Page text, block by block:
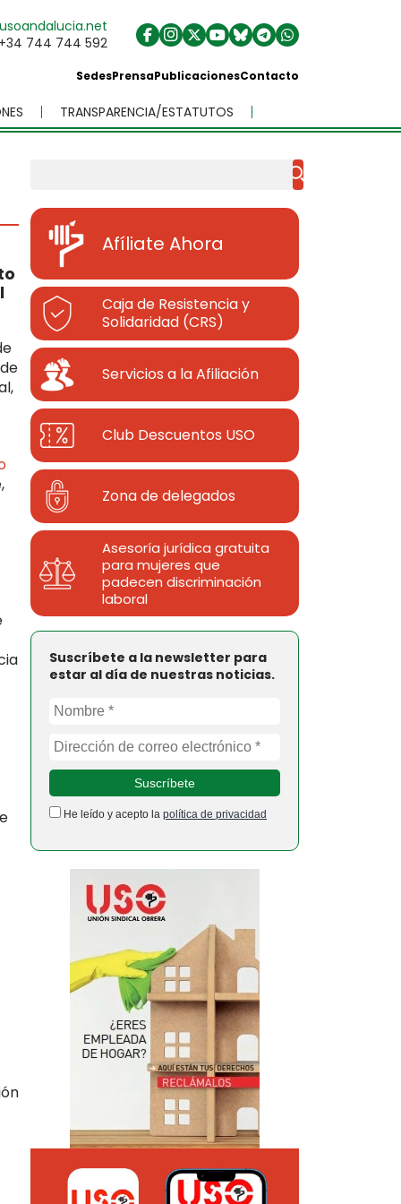
744 744 592
SedesPrensaPublicacionesContacto
TRANSPARENCIA/ESTATUTOS
Afíliate Ahora
Caja de Resistencia y
Solidaridad (CRS)
Servicios a la Afiliación
Club Descuentos USO
Zona de delegados
Asesoría jurídica gratuita
para mujeres que
padecen discriminación
laboral
Suscríbete a la newsletter para
estar al día de nuestras noticias.
He leído y acepto la política de privacidad